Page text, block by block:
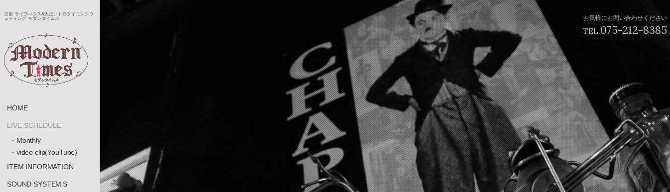
お気軽にお問い合わせください
TEL.075-212-8385
京都 ライブハウス&大正レトロダイニングウ
ェディング モダンタイムス
HOME
LIVE SCHEDULE
・Monthly
・video clip(YouTube)
ITEM INFORMATION
SOUND SYSTEM'S